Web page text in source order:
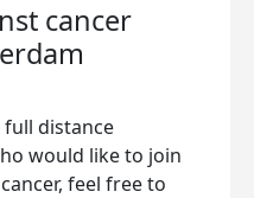
cancer
distance
would like to join
feel free to